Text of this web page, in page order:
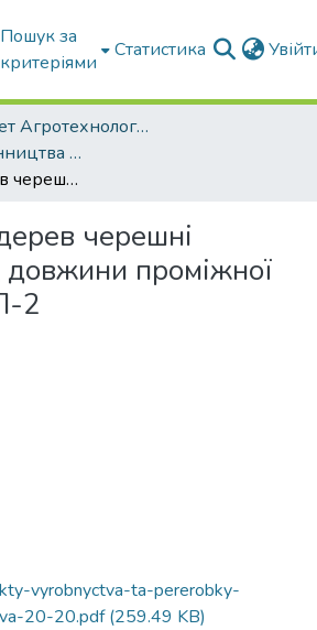
Пошук за
критеріями
Статистика
Факультет Агротехнологій та екології
Кафедра Рослинництва та садівництва ім. професора В.В. Калитки
Сила росту дерев черешні залежно від довжини проміжної вставки ВСЛ-2
черешні
довжини проміжної
2
vyrobnyctva-ta-pererobky-
20-20.pdf(259.49 KB)